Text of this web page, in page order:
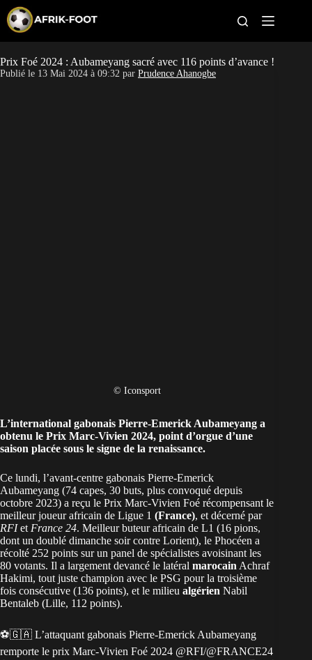
p
t
o
c
CAN féminine
Prix Foé 2024 : Aubameyang sacré avec 116 points d’avance !
Publié le 13 Mai 2024 à 09:32 par Prudence Ahanogbe
© Iconsport
L’international gabonais Pierre-Emerick Aubameyang a
obtenu le Prix Marc-Vivien 2024, point d’orgue d’une
saison placée sous le signe de la renaissance.
Ce lundi, l’avant-centre gabonais Pierre-Emerick
Aubameyang (74 capes, 30 buts, plus convoqué depuis
octobre 2023) a reçu le Prix Marc-Vivien Foé récompensant le
meilleur joueur africain de Ligue 1 (France), et décerné par
RFIet France 24. Meilleur buteur africain de L1 (16 pions,
dont un doublé dimanche soir contre Lorient), le Phocéen a
récolté 252 points sur un panel de spécialistes avoisinant les
80 votants. Il a largement devancé le latéral marocain Achraf
Hakimi, tout juste champion avec le PSG pour la troisième
fois consécutive (136 points), et le milieu algérien Nabil
Bentaleb (Lille, 112 points).
⚽🇬🇦 L’attaquant gabonais Pierre-Emerick Aubameyang
remporte le prix Marc-Vivien Foé 2024 @RFI/@FRANCE24